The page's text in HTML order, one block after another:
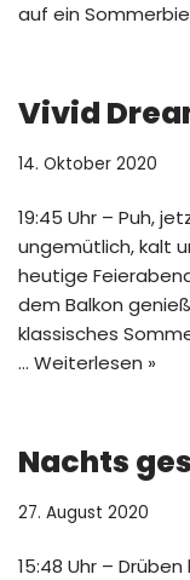
auf ein
Vivid
14. Oktober 2020
19:45 Uhr – Puh,
ungemütlich, kalt
heutige
dem Balkon
klassisches
… Weiterlesen »
Nachts
27. August 2020
15:48 Uhr –